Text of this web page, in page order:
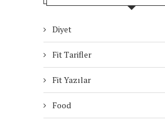
Diyet
Fit Tarifler
Fit Yazılar
Food